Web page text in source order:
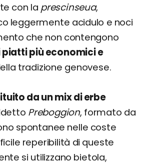
con la prescinseua,
leggermente acidulo e noci
che non contengono
piatti più economici e
tradizione genovese.
da un mix di erbe
Preboggion, formato da
spontanee nelle coste
reperibilità di queste
si utilizzano bietola,